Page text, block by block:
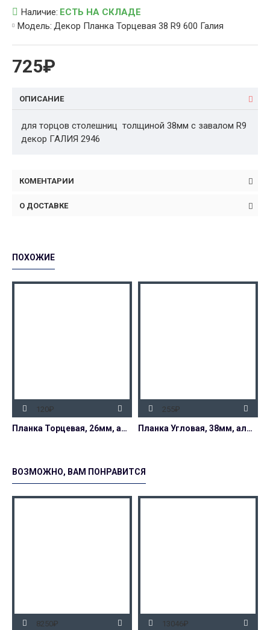
725₽
Наличие: ЕСТЬ НА СКЛАДЕ
Модель: Декор Планка Торцевая 38 R9 600 Галия
ОПИСАНИЕ
для торцов столешниц толщиной 38мм с завалом R9
декор ГАЛИЯ 2946
КОМЕНТАРИИ
О ДОСТАВКЕ
ПОХОЖИЕ
Планка Торцевая, 26мм, алюминий, с открытым завалом, матовая
120₽
Планка Угловая, 38мм, алюминий, с открытым завалом, матовая
255₽
ВОЗМОЖНО, ВАМ ПОНРАВИТСЯ
8250₽ 13046₽